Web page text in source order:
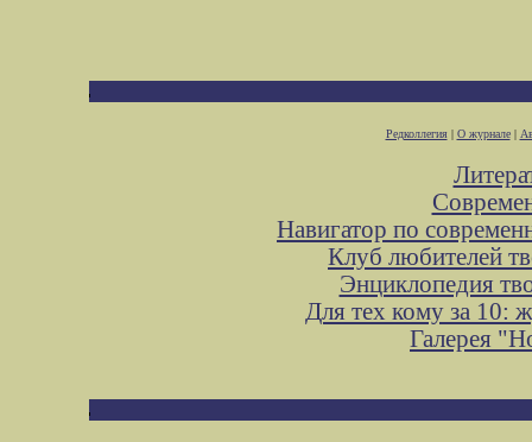
Редколлегия| О журнале|
Навигатор по
Клуб любителей
Энциклопедия
Для тех кому за 10:
Галерея